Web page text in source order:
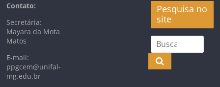
Contato:
Secretária:
Mayara da Mota
Matos
E-mail:
ppgcem@unifal-
mg.edu.br
Pesquisa no
site